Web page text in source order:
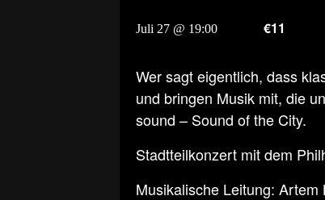
Juli 27 @ 19:00 €11
Wer sagt eigentlich, dass
und bringen Musik mit, die
sound – Sound of the City.
Stadtteilkonzert mit dem
Musikalische Leitung: Artem